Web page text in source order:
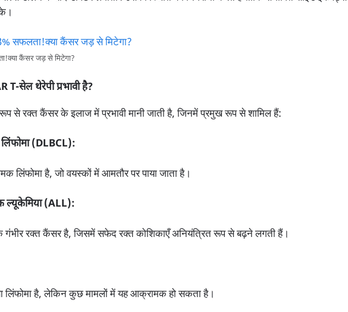
कैंसर जड़ से मिटेगा?
T-सेल थेरेपी प्रभावी है?
से रक्त कैंसर के इलाज में प्रभावी मानी जाती है, जिनमें प्रमुख रूप से शामिल हैं:
(DLBCL):
लिंफोमा है, जो वयस्कों में आमतौर पर पाया जाता है।
ल्यूकेमिया (ALL):
गंभीर रक्त कैंसर है, जिसमें सफेद रक्त कोशिकाएँ अनियंत्रित रूप से बढ़ने लगती हैं।
लिंफोमा है, लेकिन कुछ मामलों में यह आक्रामक हो सकता है।